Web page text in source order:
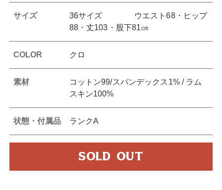
サイズ
36サイズ ウエスト68・ヒップ
88・丈103・股下81㎝
COLOR クロ
素材
コットン99/スパンデックス1% / ラム
スキン100%
状態・付属品 ランクA
SOLD OUT